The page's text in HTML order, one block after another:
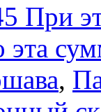
При
эта
,